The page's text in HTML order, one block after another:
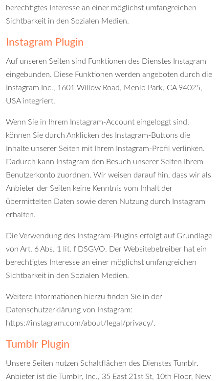
berechtigtes Interesse an einer möglichst umfangreichen
Sichtbarkeit in den Sozialen Medien.
Instagram Plugin
Auf unseren Seiten sind Funktionen des Dienstes Instagram
eingebunden. Diese Funktionen werden angeboten durch die
Instagram Inc., 1601 Willow Road, Menlo Park, CA 94025,
USA integriert.
Wenn Sie in Ihrem Instagram-Account eingeloggt sind,
können Sie durch Anklicken des Instagram-Buttons die
Inhalte unserer Seiten mit Ihrem Instagram-Profil verlinken.
Dadurch kann Instagram den Besuch unserer Seiten Ihrem
Benutzerkonto zuordnen. Wir weisen darauf hin, dass wir als
Anbieter der Seiten keine Kenntnis vom Inhalt der
übermittelten Daten sowie deren Nutzung durch Instagram
erhalten.
Die Verwendung des Instagram-Plugins erfolgt auf Grundlage
von Art. 6 Abs. 1 lit. f DSGVO. Der Websitebetreiber hat ein
berechtigtes Interesse an einer möglichst umfangreichen
Sichtbarkeit in den Sozialen Medien.
Weitere Informationen hierzu finden Sie in der
Datenschutzerklärung von Instagram:
https://instagram.com/about/legal/privacy/.
Tumblr Plugin
Unsere Seiten nutzen Schaltflächen des Dienstes Tumblr.
Anbieter ist die Tumblr, Inc., 35 East 21st St, 10th Floor, New